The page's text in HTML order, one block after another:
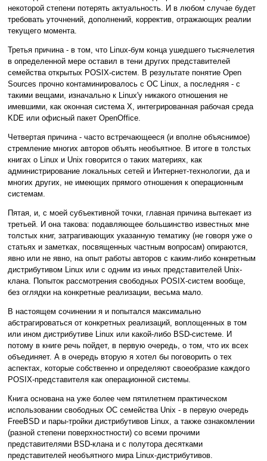
некоторой степени потерять актуальность. И в любом случае будет
требовать уточнений, дополнений, корректив, отражающих реалии
текущего момента.
Третья причина - в том, что Linux-бум конца ушедшего тысячелетия
в определенной мере оставил в тени других представителей
семейства открытых POSIX-систем. В результате понятие Open
Sources прочно контаминировалось с ОС Linux, а последняя - с
такими вещами, изначально к Linux'у никакого отношения не
имевшими, как оконная система X, интегрированная рабочая среда
KDE или офисный пакет OpenOffice.
Четвертая причина - часто встречающееся (и вполне объяснимое)
стремление многих авторов объять необъятное. В итоге в толстых
книгах о Linux и Unix говорится о таких материях, как
администрирование локальных сетей и Интернет-технологии, да и
многих других, не имеющих прямого отношения к операционным
системам.
Пятая, и, с моей субъективной точки, главная причина вытекает из
третьей. И она такова: подавляющее большинство известных мне
толстых книг, затрагивающих указанную тематику (не говоря уже о
статьях и заметках, посвященных частным вопросам) опираются,
явно или не явно, на опыт работы авторов с каким-либо конкретным
дистрибутивом Linux или с одним из иных представителей Unix-
клана. Попыток рассмотрения свободных POSIX-систем вообще,
без оглядки на конкретные реализации, весьма мало.
В настоящем сочинении я и попытался максимально
абстрагироваться от конкретных реализаций, воплощенных в том
или ином дистрибутиве Linux или какой-либо BSD-системе. И
потому в книге речь пойдет, в первую очередь, о том, что их всех
объединяет. А в очередь вторую я хотел бы поговорить о тех
аспектах, которые собственно и определяют своеобразие каждого
POSIX-представителя как операционной системы.
Книга основана на уже более чем пятилетнем практическом
использовании свободных ОС семейства Unix - в первую очередь
FreeBSD и пары-тройки дистрибутивов Linux, а также ознакомлении
(разной степени поверхностности) со всеми прочими
представителями BSD-клана и с полутора десятками
представителей необъятного мира Linux-дистрибутивов.